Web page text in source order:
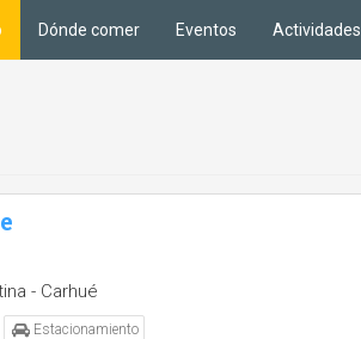
Dónde comer Eventos Actividades
- Carhué
Estacionamiento